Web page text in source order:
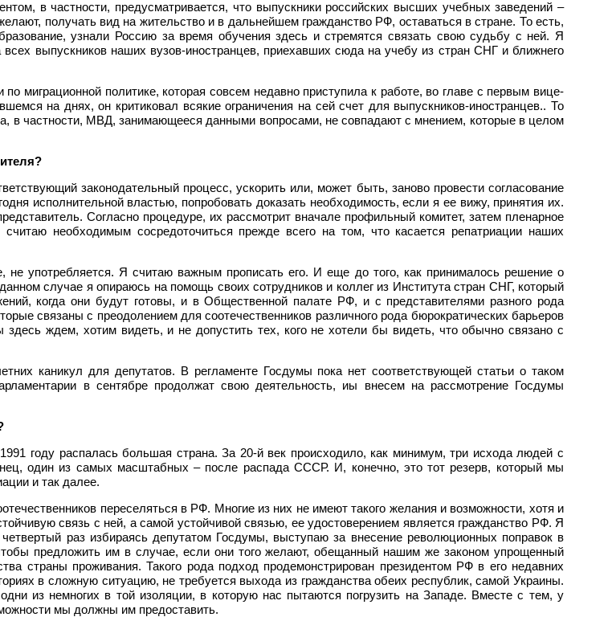
в частности, предусматривается, что выпускники российских высших учебных заведений –
получать вид на жительство и в дальнейшем гражданство РФ, оставаться в стране. То есть,
узнали Россию за время обучения здесь и стремятся связать свою судьбу с ней. Я
выпускников наших вузов-иностранцев, приехавших сюда на учебу из стран СНГ и ближнего
миграционной политике, которая совсем недавно приступила к работе, во главе с первым вице-
на днях, он критиковал всякие ограничения на сей счет для выпускников-иностранцев.. То
в частности, МВД, занимающееся данными вопросами, не совпадают с мнением, которые в целом
законодательный процесс, ускорить или, может быть, заново провести согласование
исполнительной властью, попробовать доказать необходимость, если я ее вижу, принятия их.
Согласно процедуре, их рассмотрит вначале профильный комитет, затем пленарное
необходимым сосредоточиться прежде всего на том, что касается репатриации наших
не употребляется. Я считаю важным прописать его. И еще до того, как принималось решение о
случае я опираюсь на помощь своих сотрудников и коллег из Института стран СНГ, который
когда они будут готовы, и в Общественной палате РФ, и с представителями разного рода
связаны с преодолением для соотечественников различного рода бюрократических барьеров
ждем, хотим видеть, и не допустить тех, кого не хотели бы видеть, что обычно связано с
каникул для депутатов. В регламенте Госдумы пока нет соответствующей статьи о таком
в сентябре продолжат свою деятельность, иы внесем на рассмотрение Госдумы
году распалась большая страна. За 20-й век происходило, как минимум, три исхода людей с
один из самых масштабных – после распада СССР. И, конечно, это тот резерв, который мы
и так далее.
переселяться в РФ. Многие из них не имеют такого желания и возможности, хотя и
связь с ней, а самой устойчивой связью, ее удостоверением является гражданство РФ. Я
раз избираясь депутатом Госдумы, выступаю за внесение революционных поправок в
предложить им в случае, если они того желают, обещанный нашим же законом упрощенный
страны проживания. Такого рода подход продемонстрирован президентом РФ в его недавних
в сложную ситуацию, не требуется выхода из гражданства обеих республик, самой Украины.
из немногих в той изоляции, в которую нас пытаются погрузить на Западе. Вместе с тем, у
мы должны им предоставить.